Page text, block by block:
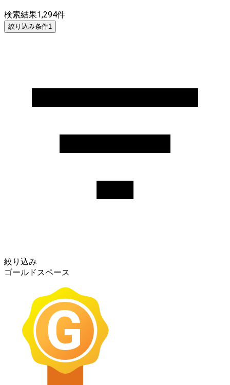
検索結果1,294件
絞り込み条件1
絞り込み
ゴールドスペース